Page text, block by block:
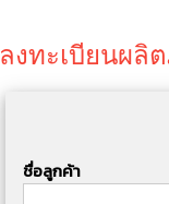
ลงทะเบียนผ
ชื่อลูกค้า